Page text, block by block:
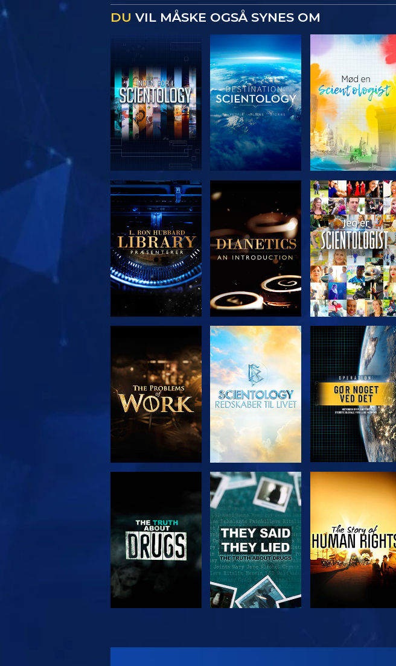
DU VIL MÅSKE OGSÅ SYNES OM
UDFORSK SERIEN UDFORSK SERIEN UDFORSK SERIEN
UDFORSK SERIEN SE UDFORSK SERIEN
SE